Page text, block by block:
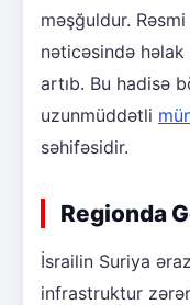
məşğuldur.
nəticəsində həlak
artıb. Bu hadisə
uzunmüddətli
səhifəsidir.
Regionda
İsrailin Suriya
infrastruktur